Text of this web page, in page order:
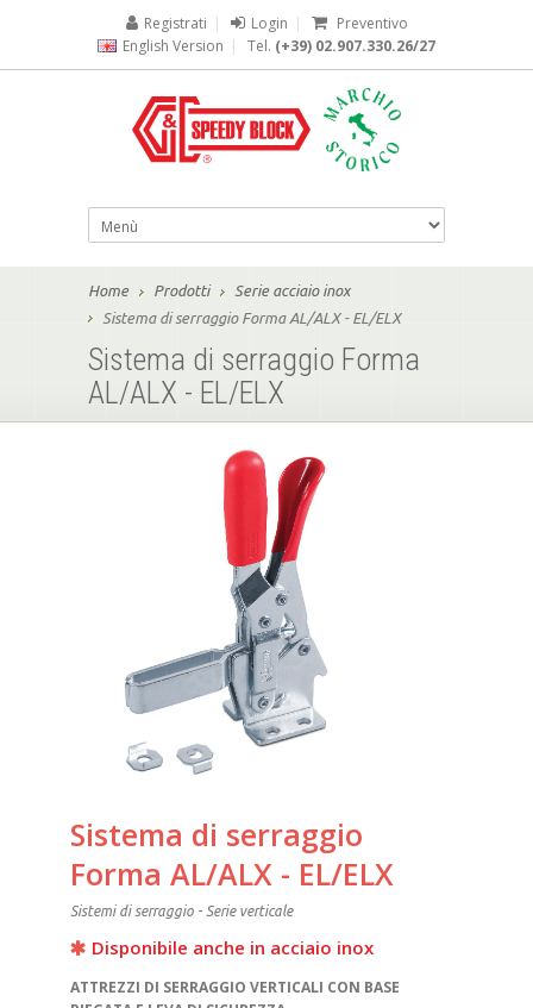
Registrati | Login |
Preventivo
English Version | Tel. (+39) 02.907.330.26/27
Home Prodotti
Serie acciaio inox
Sistema di serraggio Forma AL/ALX - EL/ELX
Sistema di serraggio Forma
AL/ALX - EL/ELX
Sistema di serraggio
Forma AL/ALX - EL/ELX
Sistemi di serraggio - Serie verticale
Disponibile anche in acciaio inox
ATTREZZI DI SERRAGGIO VERTICALI CON BASE